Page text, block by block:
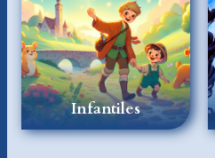
Infantiles